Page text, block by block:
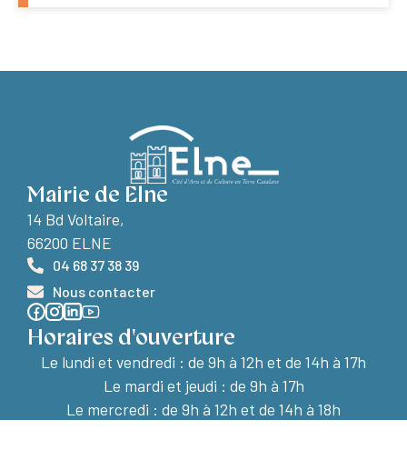
Mairie de Elne
14 Bd Voltaire,
66200 ELNE
04 68 37 38 39
Nous contacter
Horaires d'ouverture
Le lundi et vendredi : de 9h à 12h et de 14h à 17h
Le mardi et jeudi : de 9h à 17h
Le mercredi : de 9h à 12h et de 14h à 18h